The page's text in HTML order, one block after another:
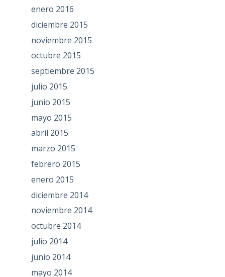
enero 2016
diciembre 2015
noviembre 2015
octubre 2015
septiembre 2015
julio 2015
junio 2015
mayo 2015
abril 2015
marzo 2015
febrero 2015
enero 2015
diciembre 2014
noviembre 2014
octubre 2014
julio 2014
junio 2014
mayo 2014